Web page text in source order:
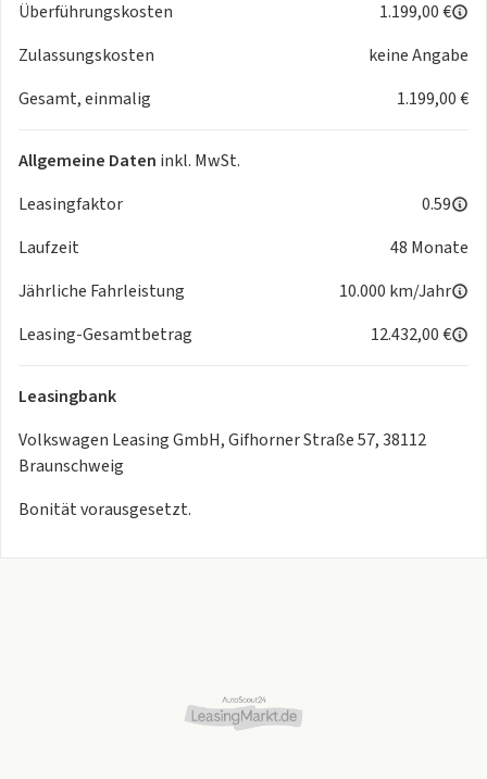
Spurhalteassistent "Lane Assist"
Automatische Distanzregelung ACC "stop & go", mit
Parklenkassistent "Park Assist" inkl. Einparkhilfe
Überführungskosten
1.199,00 €
Zulassungskosten
keine Angabe
Gesamt, einmalig
1.199,00 €
Allgemeine Daten inkl. MwSt.
Leasingfaktor
0.59
Laufzeit
48 Monate
Jährliche Fahrleistung
10.000 km/Jahr
Leasing-Gesamtbetrag
12.432,00 €
Leasingbank
Volkswagen Leasing GmbH, Gifhorner Straße 57, 38112
Braunschweig
Bonität vorausgesetzt.